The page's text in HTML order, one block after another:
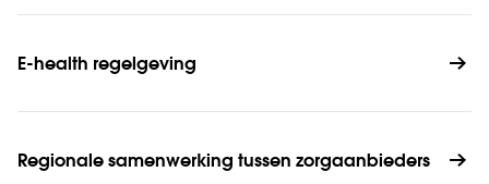
E-health regelgeving
Regionale samenwerking tussen zorgaanbieders